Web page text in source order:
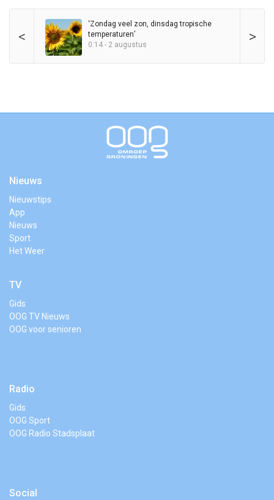
< >
‘Zondag veel zon, dinsdag tropische
temperaturen’
0:14 - 2 augustus
Nieuws
Nieuwstips
App
Nieuws
Sport
Het Weer
TV
Gids
OOG TV Nieuws
OOG voor senioren
Radio
Gids
OOG Sport
OOG Radio Stadsplaat
Social